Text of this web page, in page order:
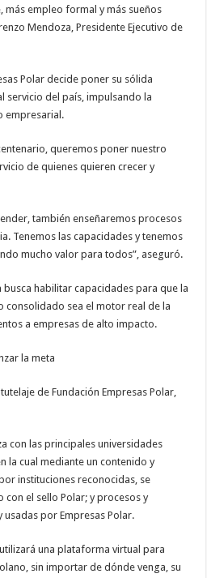
más empleo formal y más sueños
Mendoza, Presidente Ejecutivo de
Polar decide poner su sólida
servicio del país, impulsando la
empresarial.
queremos poner nuestro
de quienes quieren crecer y
también enseñaremos procesos
Tenemos las capacidades y tenemos
mucho valor para todos”, aseguró.
habilitar capacidades para que la
consolidado sea el motor real de la
a empresas de alto impacto.
la meta
de Fundación Empresas Polar,
con las principales universidades
la cual mediante un contenido y
instituciones reconocidas, se
el sello Polar; y procesos y
por Empresas Polar.
una plataforma virtual para
sin importar de dónde venga, su